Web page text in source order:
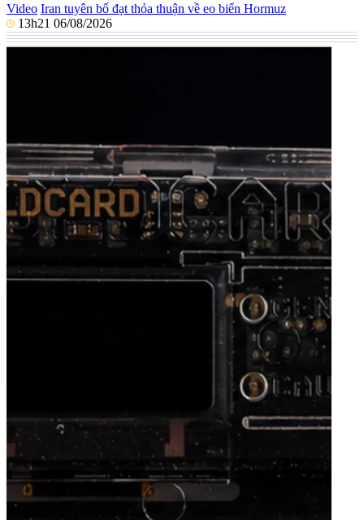
Video Iran tuyên bố đạt thỏa thuận về eo biển Hormuz
13h21 06/08/2026